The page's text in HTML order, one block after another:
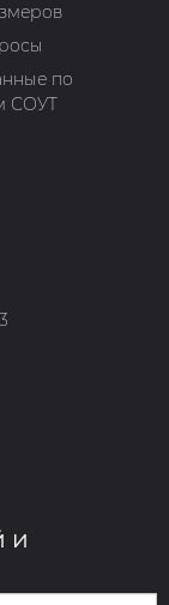
по
СОУТ
и